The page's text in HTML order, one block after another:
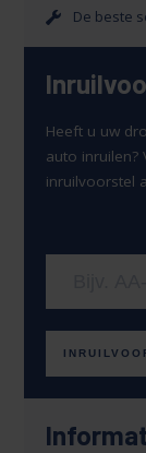
De beste
Heeft u uw
auto
inruilvoorstel